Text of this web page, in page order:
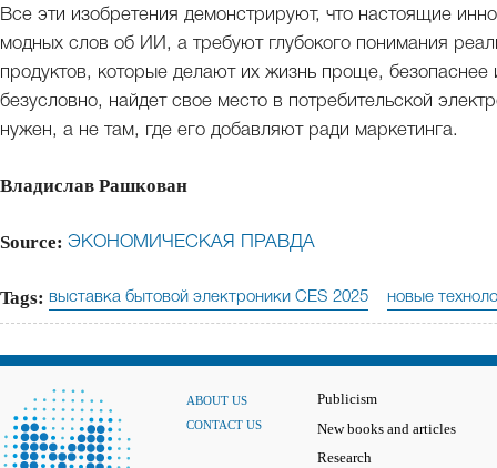
Все эти изобретения демонстрируют, что настоящие
модных слов об ИИ, а требуют глубокого понимания
продуктов, которые делают их жизнь проще, безопаснее
безусловно, найдет свое место в потребительской
нужен, а не там, где его добавляют ради маркетинга.
Владислав Рашкован
Source: ЭКОНОМИЧЕСКАЯ ПРАВДА
Tags: выставка бытовой электроники CES 2025 новые
ABOUT US
CONTACT US
Publicism
New books and articles
Research